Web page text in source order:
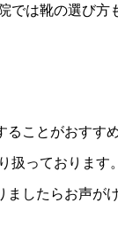
は靴の選び方
ことがおすすめ
扱っております。
ましたらお声が